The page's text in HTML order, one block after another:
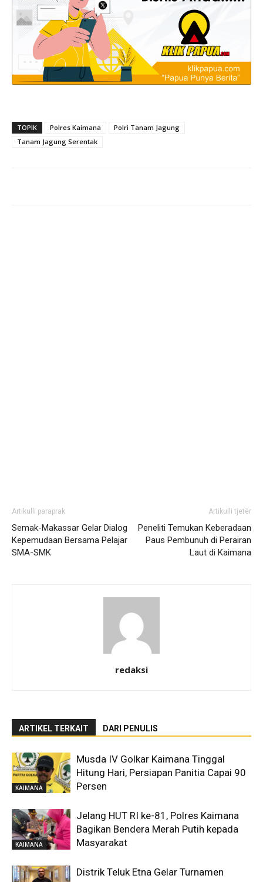
TOPIK Polres Kaimana
Polri Tanam Jagung
Tanam Jagung Serentak
Artikulli paraprak
Semak-Makassar Gelar Dialog
Kepemudaan Bersama Pelajar
SMA-SMK
Artikulli tjetër
Peneliti Temukan Keberadaan
Paus Pembunuh di Perairan
Laut di Kaimana
redaksi
ARTIKEL TERKAIT DARI PENULIS
KAIMANA
Musda IV Golkar Kaimana Tinggal
Hitung Hari, Persiapan Panitia Capai 90
Persen
KAIMANA
Jelang HUT RI ke-81, Polres Kaimana
Bagikan Bendera Merah Putih kepada
Masyarakat
Distrik Teluk Etna Gelar Turnamen